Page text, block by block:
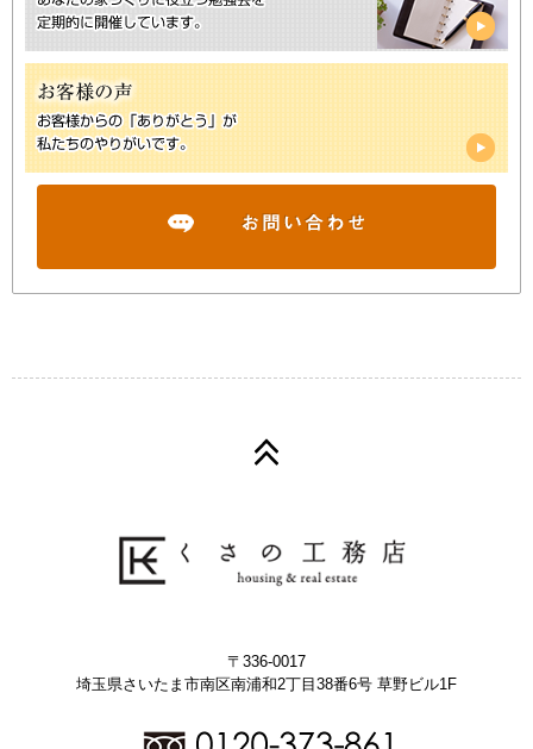
〒336-0017
埼玉県さいたま市南区南浦和2丁目38番6号 草野ビル1F